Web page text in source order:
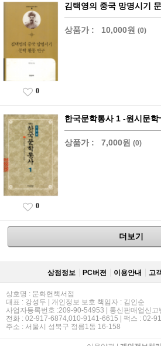
김택영의 중국 망명시기
상품가 : 10,000원 (0)
0
한국문학통사 1 -원시문
상품가 : 7,000원 (0)
0
더보기
상점정보 PC버젼 이용안내 고
상호명 : 문화헌책서점
대표 : 강성두 | 개인정보 보호 책임자 : 김인순
사업자등록번호 :209-90-54953 | 통신판매업신고
전화 : 02-917-6874,010-9141-6615 | 팩스 : 02-
주소 : 서울시 성북구 정릉1동 16-158